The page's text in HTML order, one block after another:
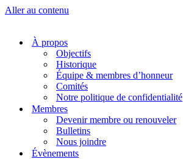
Aller au contenu
À propos
Objectifs
Historique
Équipe & membres d’honneur
Comités
Notre politique de confidentialité
Membres
Devenir membre ou renouveler
Bulletins
Nous joindre
Évènements